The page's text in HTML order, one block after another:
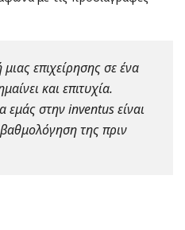
επιχείρησης σε ένα
και επιτυχία.
εμάς στην inventus είναι
της πριν